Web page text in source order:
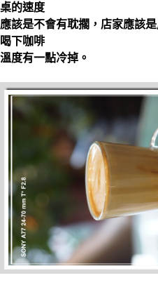
桌的速度
應該是不會有耽擱，店家應該
喝下咖啡
溫度有一點冷掉。